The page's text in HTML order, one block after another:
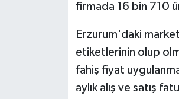
firmada 16 bin 710
Erzurum'daki
etiketlerinin olup
fahiş fiyat
aylık alış ve satış